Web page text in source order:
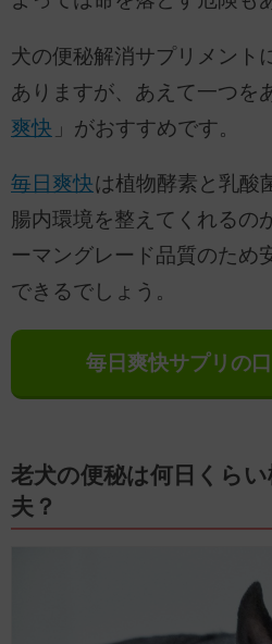
犬の便秘解消サプリメント
ありますが、あえて一つを
爽快 」がおすすめです。
毎日爽快は植物酵素と乳酸
腸内環境を整えてくれるの
ーマングレード品質のため
できるでしょう。
毎日爽快サプリの
老犬の便秘は何日くら
夫？